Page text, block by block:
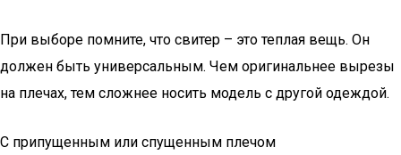
При выборе помните, что свитер – это теплая вещь. Он
должен быть универсальным. Чем оригинальнее вырезы
на плечах, тем сложнее носить модель с другой одеждой.
С припущенным или спущенным плечом